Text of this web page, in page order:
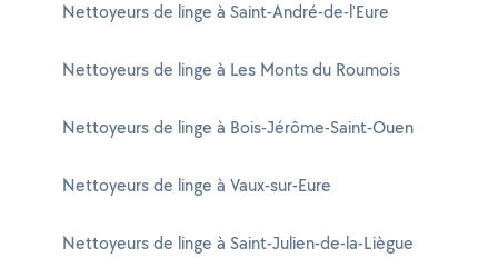
Nettoyeurs de linge à Saint-André-de-l'Eure
Nettoyeurs de linge à Les Monts du Roumois
Nettoyeurs de linge à Bois-Jérôme-Saint-Ouen
Nettoyeurs de linge à Vaux-sur-Eure
Nettoyeurs de linge à Saint-Julien-de-la-Liègue